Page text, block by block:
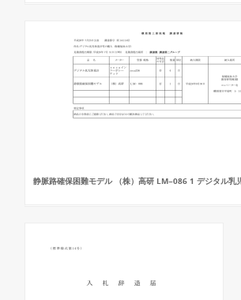
静脈路確保困難モデル （株）高研 LM−086 1 デジタル乳